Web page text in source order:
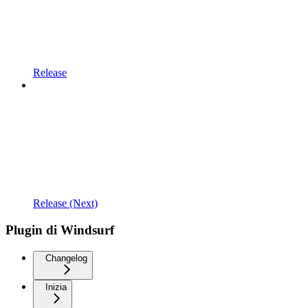
Release
Release (Next)
Plugin di Windsurf
Changelog
Inizia